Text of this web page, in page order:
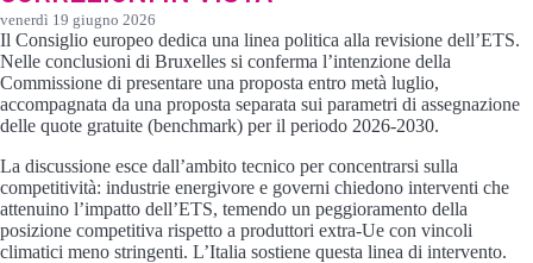
venerdì 19 giugno 2026
Il Consiglio europeo dedica una linea politica alla revisione dell’ETS.
Nelle conclusioni di Bruxelles si conferma l’intenzione della
Commissione di presentare una proposta entro metà luglio,
accompagnata da una proposta separata sui parametri di assegnazione
delle quote gratuite (benchmark) per il periodo 2026-2030.
La discussione esce dall’ambito tecnico per concentrarsi sulla
competitività: industrie energivore e governi chiedono interventi che
attenuino l’impatto dell’ETS, temendo un peggioramento della
posizione competitiva rispetto a produttori extra-Ue con vincoli
climatici meno stringenti. L’Italia sostiene questa linea di intervento.